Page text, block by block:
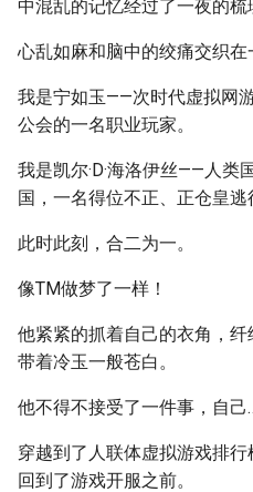
中混乱的记忆经过了一夜的梳
心乱如麻和脑中的绞痛交织
我是宁如玉——次时代虚拟网
公会的一名职业玩家。
我是凯尔·D·海洛伊丝——人类
国，一名得位不正、正仓皇逃
此时此刻，合二为一。
像TM做梦了一样！
他紧紧的抓着自己的衣角，
带着冷玉一般苍白。
他不得不接受了一件事，自己
穿越到了人联体虚拟游戏排行
回到了游戏开服之前。